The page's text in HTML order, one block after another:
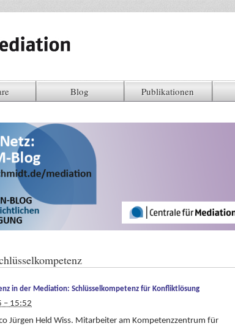
Blog Publikationen
in der Mediation: Schlüsselkompetenz für Konfliktlösung
– 15:52
Jürgen Held Wiss. Mitarbeiter am Kompetenzzentrum für